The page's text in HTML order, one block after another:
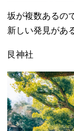
坂が複数あるの
新しい発見があ
艮神社